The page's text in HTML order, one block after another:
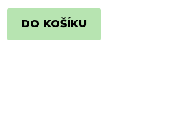
DO KOŠÍKU